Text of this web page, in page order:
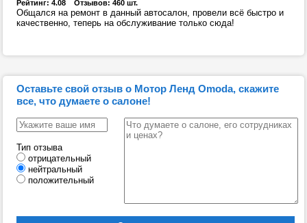
Рейтинг: 4.08 Отзывов: 460 шт.
Общался на ремонт в данный автосалон, провели всё быстро и
качественно, теперь на обслуживание только сюда!
Оставьте свой отзыв о Мотор Ленд Omoda, скажите
все, что думаете о салоне!
Тип отзыва
отрицательный
нейтральный
положительный